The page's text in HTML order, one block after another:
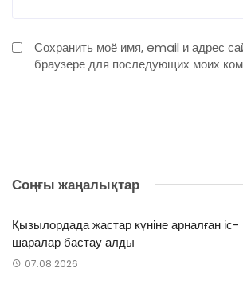
Сохранить моё имя, email и адрес
браузере для последующих моих
Соңғы жаңалықтар
Қызылордада жастар күніне арналған іс-
шаралар бастау алды
07.08.2026